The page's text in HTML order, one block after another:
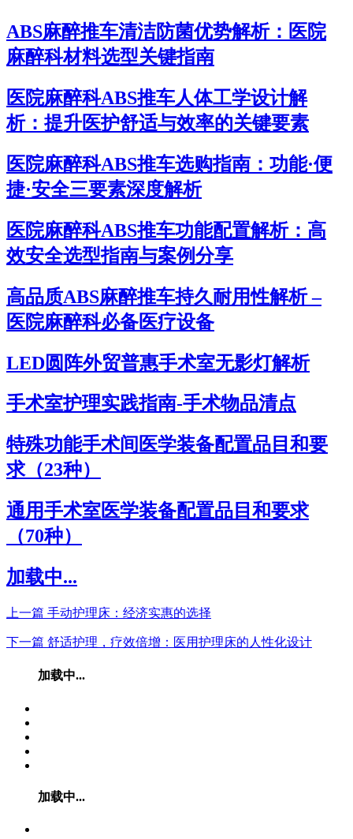
ABS麻醉推车清洁防菌优势解析：医院
麻醉科材料选型关键指南
医院麻醉科ABS推车人体工学设计解
析：提升医护舒适与效率的关键要素
医院麻醉科ABS推车选购指南：功能·便
捷·安全三要素深度解析
医院麻醉科ABS推车功能配置解析：高
效安全选型指南与案例分享
高品质ABS麻醉推车持久耐用性解析 –
医院麻醉科必备医疗设备
LED圆阵外贸普惠手术室无影灯解析
手术室护理实践指南-手术物品清点
特殊功能手术间医学装备配置品目和要
求（23种）
通用手术室医学装备配置品目和要求
（70种）
加载中...
上一篇 手动护理床：经济实惠的选择
下一篇 舒适护理，疗效倍增：医用护理床的人性化设计
加载中...
加载中...